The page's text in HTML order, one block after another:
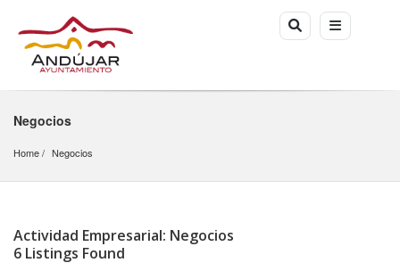
Negocios
Home Negocios
Actividad Empresarial: Negocios
6 Listings Found